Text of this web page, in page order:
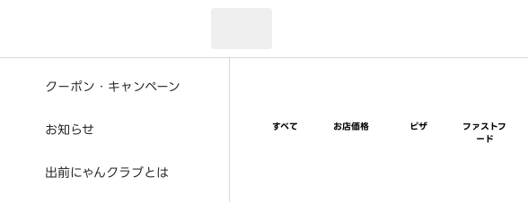
クーポン・キャンペーン
お知らせ
出前にゃんクラブとは
すべて お店価格 ピザ
ファストフ
ード